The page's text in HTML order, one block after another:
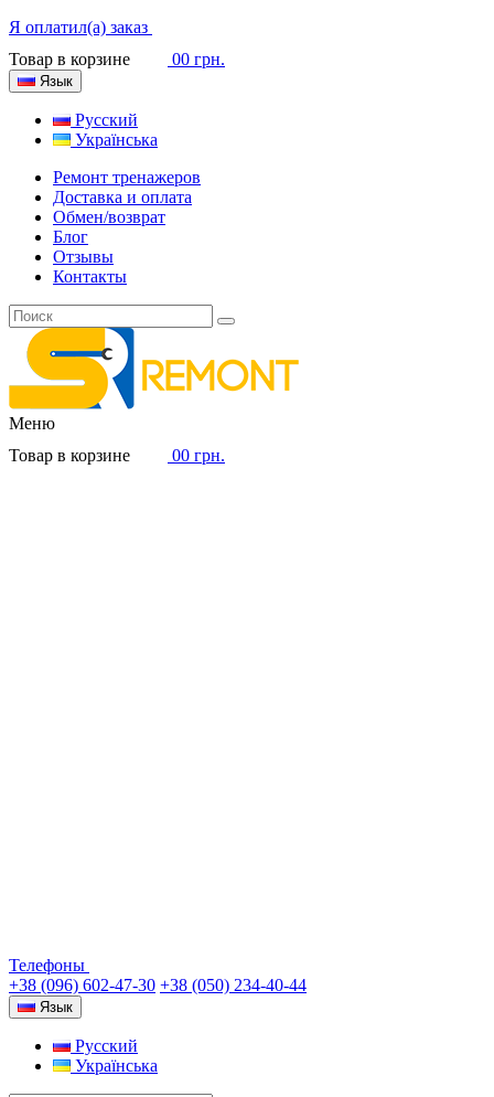
Я оплатил(а) заказ
Товар в корзине
00 грн.
Язык
Русский
Українська
Ремонт тренажеров
Доставка и оплата
Обмен/возврат
Блог
Отзывы
Контакты
Меню
Товар в корзине
00 грн.
Телефоны
+38 (096) 602-47-30 +38 (050) 234-40-44
Язык
Русский
Українська